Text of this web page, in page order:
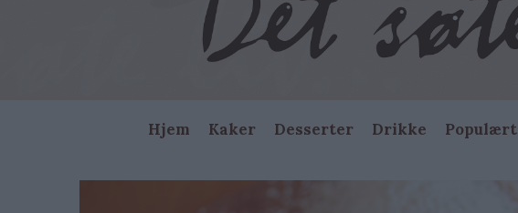
Main
navigation
Hjem Kaker Desserter Drikke Populært